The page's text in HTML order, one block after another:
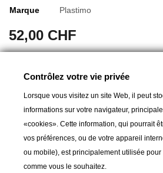
Marque
Plastimo
52,00 CHF
Ajouter au panier
Partager
Contrôlez votre vie privée
Lorsque vous visitez un site Web, il peut
informations sur votre navigateur,
«cookies». Cette information, qui pourrait
vos préférences, ou de votre appareil
ou mobile), est principalement utilisée
comme vous le souhaitez.